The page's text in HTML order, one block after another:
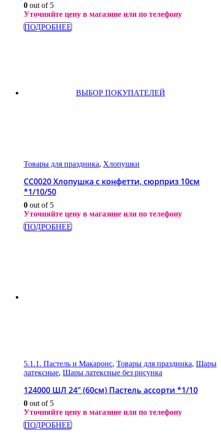
0 out of 5
Уточняйте цену в магазине или по телефону
ПОДРОБНЕЕ
ВЫБОР ПОКУПАТЕЛЕЙ
Товары для праздника, Хлопушки
СС0020 Хлопушка с конфетти, сюрприз 10см
*1/10/50
0 out of 5
Уточняйте цену в магазине или по телефону
ПОДРОБНЕЕ
5.1.1. Пастель и Макаронс, Товары для праздника, Шары
латексные, Шары латексные без рисунка
124000 ШЛ 24″ (60см) Пастель ассорти *1/10
0 out of 5
Уточняйте цену в магазине или по телефону
ПОДРОБНЕЕ